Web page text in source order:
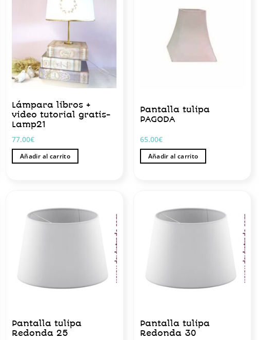
Lámpara libros +
video tutorial gratis-
Lamp21
77.00€
Añadir al carrito
Pantalla tulipa
PAGODA
65.00€
Añadir al carrito
Pantalla tulipa
Redonda 25
Pantalla tulipa
Redonda 30